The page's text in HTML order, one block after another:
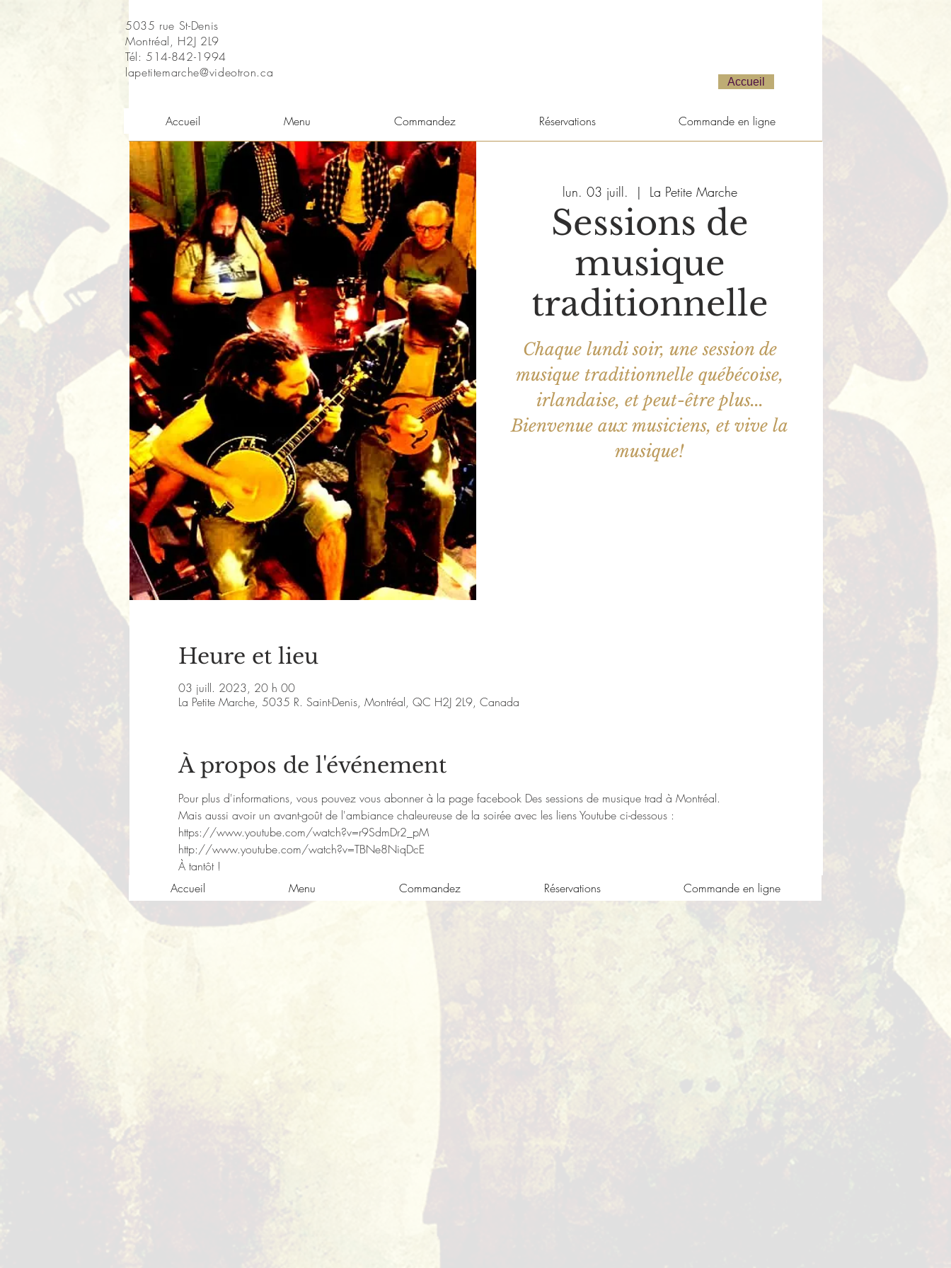
5035 rue St-Denis
Montréal, H2J 2L9
Tél: 514-842-1994
lapetitemarche@videotron.ca
Accueil
Accueil Menu Commandez Réservations Commande en ligne
lun. 03 juill.
  |
La Petite Marche
Sessions de
musique
traditionnelle
Chaque lundi soir, une session de
musique traditionnelle québécoise,
irlandaise, et peut-être plus...
Bienvenue aux musiciens, et vive la
musique!
Heure et lieu
03 juill. 2023, 20 h 00
La Petite Marche, 5035 R. Saint-Denis, Montréal, QC H2J 2L9, Canada
À propos de l'événement
Pour plus d'informations, vous pouvez vous abonner à la page facebook Des sessions de musique trad à Montréal.
Mais aussi avoir un avant-goût de l'ambiance chaleureuse de la soirée avec les liens Youtube ci-dessous :
https://www.youtube.com/watch?v=r9SdmDr2_pM
http://www.youtube.com/watch?v=TBNe8NiqDcE
À tantôt !
Accueil
Menu Commandez Réservations Commande en ligne